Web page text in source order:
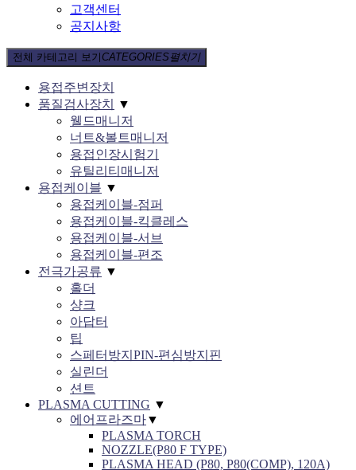
고객센터
공지사항
전체 카테고리 보기 CATEGORIES펼치기
용접주변장치
품질검사장치
▼
웰드매니저
너트&볼트매니저
용접인장시험기
유틸리티매니저
용접케이블 ▼
용접케이블-점퍼
용접케이블-킥클레스
용접케이블-서브
용접케이블-편조
전극가공류 ▼
홀더
샹크
아답터
팁
스페터방지PIN-편심방지핀
실린더
션트
PLASMA CUTTING ▼
에어프라즈마▼
PLASMA TORCH
NOZZLE(P80 F TYPE)
PLASMA HEAD (P80, P80(COMP), 120A)